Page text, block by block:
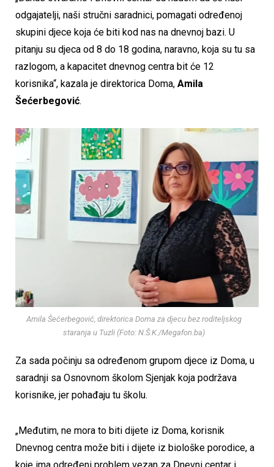
odgajatelji, naši stručni saradnici, pomagati određenoj
skupini djece koja će biti kod nas na dnevnoj bazi. U
pitanju su djeca od 8 do 18 godina, naravno, koja su tu sa
razlogom, a kapacitet dnevnog centra bit će 12
korisnika“, kazala je direktorica Doma, Amila
Šećerbegović.
Amila Šećerbegović, direktorica Doma za djecu bez roditeljskog
staranja u Tuzli (Foto: N.Š.K./Megafon.ba)
Za sada počinju sa određenom grupom djece iz Doma, u
saradnji sa Osnovnom školom Sjenjak koja podržava
korisnike, jer pohađaju tu školu.
„Međutim, ne mora to biti dijete iz Doma, korisnik
Dnevnog centra može biti i dijete iz biološke porodice, a
koje ima određeni problem vezan za Dnevni centar i